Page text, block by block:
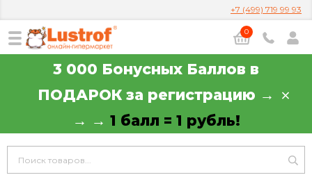
+7 (499) 719 99 93
0
3 000 Бонусных Баллов в
ПОДАРОК за регистрацию →
→ → 1 балл = 1 рубль!